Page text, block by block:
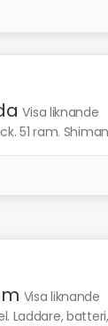
Visa liknande
51 ram.
Visa liknande
Laddare,